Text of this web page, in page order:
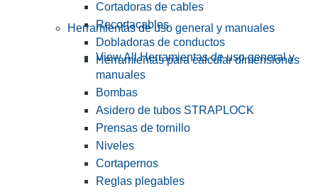
Cortadoras de cables
Recortacables
Dobladoras de conductos
Herramientas para calcular dimensiones
Herramientas de uso general y manuales
View All Herramientas de uso general y
manuales
Bombas
Asidero de tubos STRAPLOCK
Prensas de tornillo
Niveles
Cortapernos
Reglas plegables